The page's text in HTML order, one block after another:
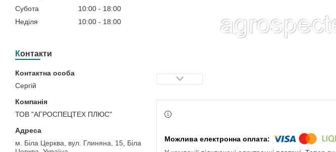
Субота
10:00
18:00
Неділя
10:00 18:00
Контакти
Сергій
ТОВ "АГРОСПЕЦТЕХ ПЛЮС"
м. Біла Церква, вул. Глиняна, 15, Біла